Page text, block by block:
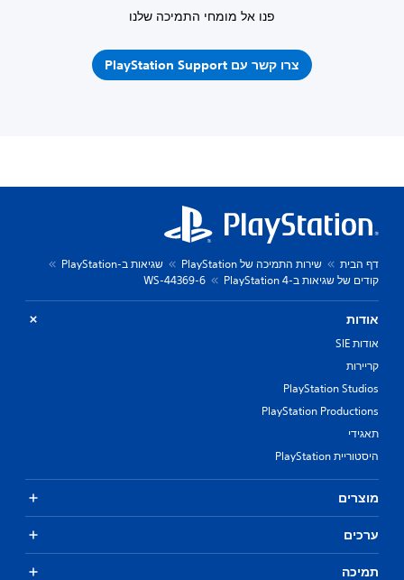
פנו אל מומחי התמיכה שלנו
צרו קשר עם PlayStation Support
דף הבית שירות התמיכה של PlayStation
שגיאות ב-PlayStation
קודים של שגיאות ב-PlayStation 4
WS-44369-6
אודות
אודות SIE
קריירות
PlayStation Studios
PlayStation Productions
תאגידי
היסטוריית PlayStation
מוצרים
ערכים
תמיכה